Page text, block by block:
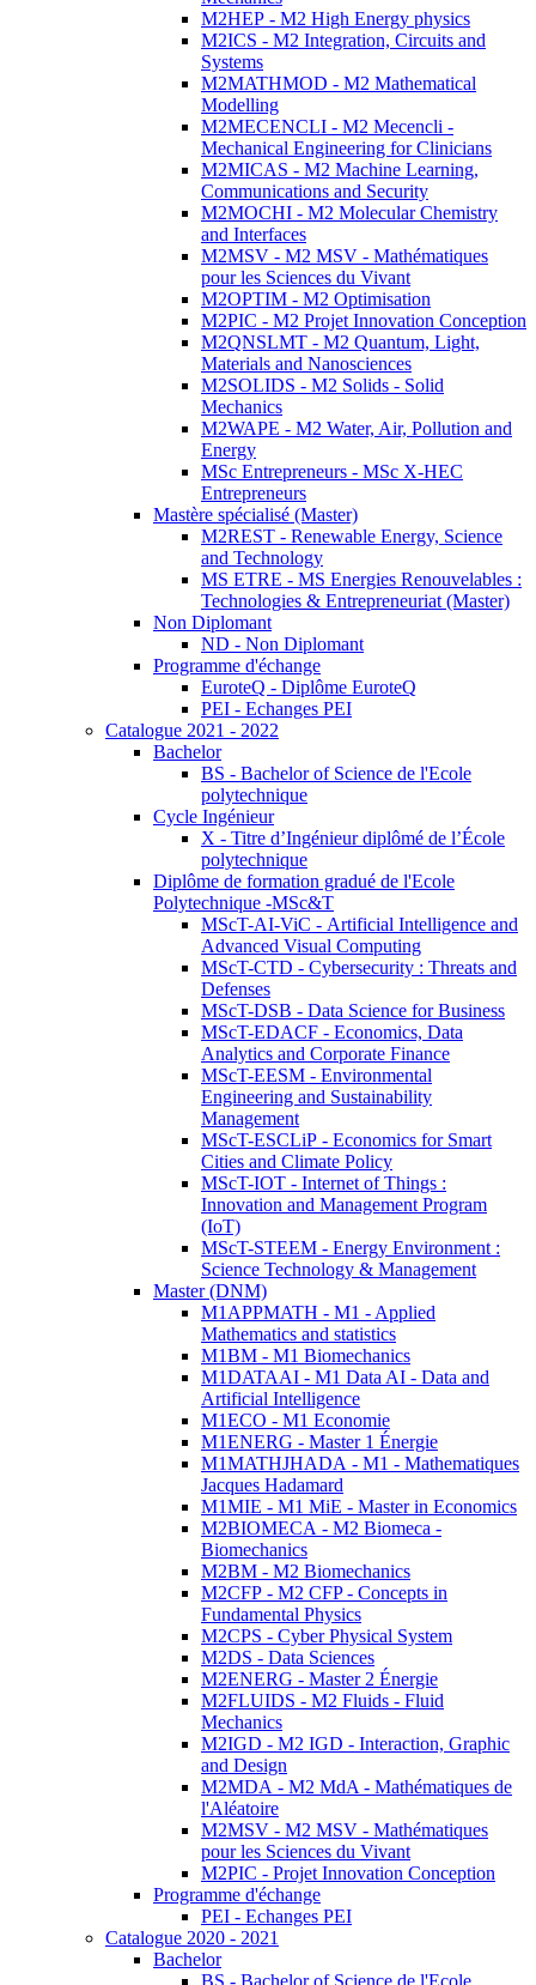
M2HEP - M2 High Energy physics
M2ICS - M2 Integration, Circuits and
Systems
M2MATHMOD - M2 Mathematical
Modelling
M2MECENCLI - M2 Mecencli -
Mechanical Engineering for Clinicians
M2MICAS - M2 Machine Learning,
Communications and Security
M2MOCHI - M2 Molecular Chemistry
and Interfaces
M2MSV - M2 MSV - Mathématiques
pour les Sciences du Vivant
M2OPTIM - M2 Optimisation
M2PIC - M2 Projet Innovation Conception
M2QNSLMT - M2 Quantum, Light,
Materials and Nanosciences
M2SOLIDS - M2 Solids - Solid
Mechanics
M2WAPE - M2 Water, Air, Pollution and
Energy
MSc Entrepreneurs - MSc X-HEC
Entrepreneurs
Mastère spécialisé (Master)
M2REST - Renewable Energy, Science
and Technology
MS ETRE - MS Energies Renouvelables :
Technologies & Entrepreneuriat (Master)
Non Diplomant
ND - Non Diplomant
Programme d'échange
EuroteQ - Diplôme EuroteQ
PEI - Echanges PEI
Catalogue 2021 - 2022
Bachelor
BS - Bachelor of Science de l'Ecole
polytechnique
Cycle Ingénieur
X - Titre d’Ingénieur diplômé de l’École
polytechnique
Diplôme de formation gradué de l'Ecole
Polytechnique -MSc&T
MScT-AI-ViC - Artificial Intelligence and
Advanced Visual Computing
MScT-CTD - Cybersecurity : Threats and
Defenses
MScT-DSB - Data Science for Business
MScT-EDACF - Economics, Data
Analytics and Corporate Finance
MScT-EESM - Environmental
Engineering and Sustainability
Management
MScT-ESCLiP - Economics for Smart
Cities and Climate Policy
MScT-IOT - Internet of Things :
Innovation and Management Program
(IoT)
MScT-STEEM - Energy Environment :
Science Technology & Management
Master (DNM)
M1APPMATH - M1 - Applied
Mathematics and statistics
M1BM - M1 Biomechanics
M1DATAAI - M1 Data AI - Data and
Artificial Intelligence
M1ECO - M1 Economie
M1ENERG - Master 1 Énergie
M1MATHJHADA - M1 - Mathematiques
Jacques Hadamard
M1MIE - M1 MiE - Master in Economics
M2BIOMECA - M2 Biomeca -
Biomechanics
M2BM - M2 Biomechanics
M2CFP - M2 CFP - Concepts in
Fundamental Physics
M2CPS - Cyber Physical System
M2DS - Data Sciences
M2ENERG - Master 2 Énergie
M2FLUIDS - M2 Fluids - Fluid
Mechanics
M2IGD - M2 IGD - Interaction, Graphic
and Design
M2MDA - M2 MdA - Mathématiques de
l'Aléatoire
M2MSV - M2 MSV - Mathématiques
pour les Sciences du Vivant
M2PIC - Projet Innovation Conception
Programme d'échange
PEI - Echanges PEI
Catalogue 2020 - 2021
Bachelor
BS - Bachelor of Science de l'Ecole